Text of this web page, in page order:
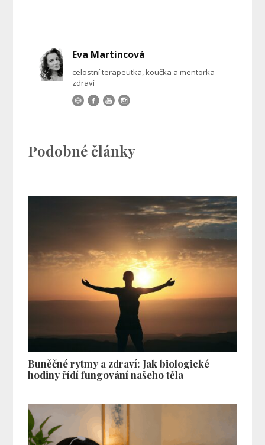
Eva Martincová
celostní terapeutka, koučka a mentorka
zdraví
Podobné články
Buněčné rytmy a zdraví: Jak biologické
hodiny řídí fungování našeho těla